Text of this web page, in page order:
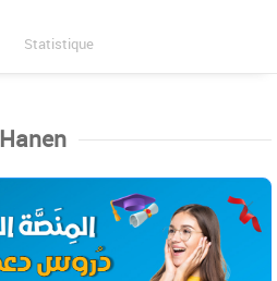
Statistique
Hanen